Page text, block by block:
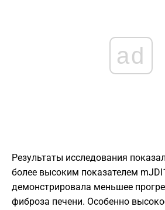
ad
Результаты исследования
более высоким показателем
демонстрировала меньшее
фиброза печени. Особенно